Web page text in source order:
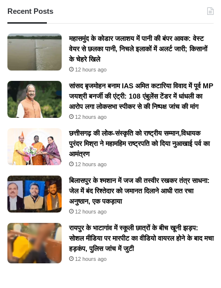
Recent Posts
महासमुंद के कोडार जलाशय में पानी की बंपर आवक: वेस्ट
वेयर से छलका पानी, निचले इलाकों में अलर्ट जारी; किसानों
के चेहरे खिले
12 hours ago
सांसद बृजमोहन बनाम IAS अमित कटारिया विवाद में पूर्व MP
जयश्री बनर्जी की एंट्री: 108 एंबुलेंस टेंडर में धांधली का
आरोप लगा लोकसभा स्पीकर से की निष्पक्ष जांच की मांग
12 hours ago
छत्तीसगढ़ की लोक-संस्कृति को राष्ट्रीय सम्मान,विधायक
पुरंदर मिश्रा ने महामहिम राष्ट्रपति को दिया नुआखाई पर्व का
आमंत्रण
12 hours ago
बिलासपुर के श्मशान में जज की तस्वीर रखकर तंत्र साधना:
जेल में बंद रिश्तेदार को जमानत दिलाने आधी रात रचा
अनुष्ठान, एक पकड़ाया
12 hours ago
रायपुर के भाटागांव में स्कूली छात्रों के बीच खूनी झड़प:
सोशल मीडिया पर मारपीट का वीडियो वायरल होने के बाद मचा
हड़कंप, पुलिस जांच में जुटी
12 hours ago